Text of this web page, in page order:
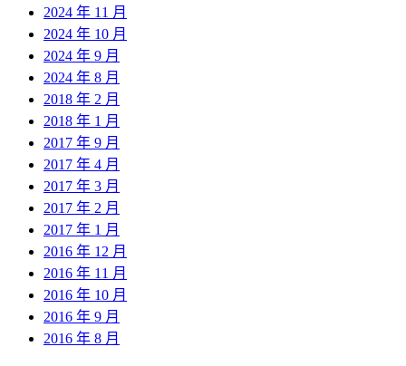
2024 年 11 月
2024 年 10 月
2024 年 9 月
2024 年 8 月
2018 年 2 月
2018 年 1 月
2017 年 9 月
2017 年 4 月
2017 年 3 月
2017 年 2 月
2017 年 1 月
2016 年 12 月
2016 年 11 月
2016 年 10 月
2016 年 9 月
2016 年 8 月